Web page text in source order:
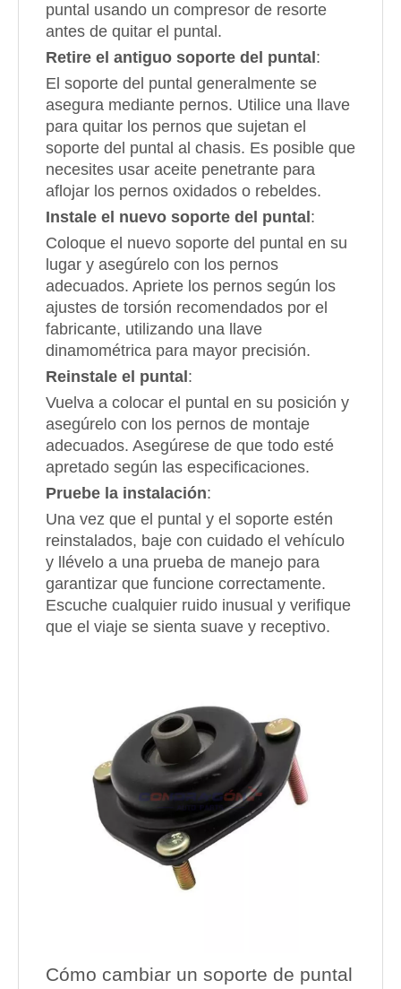
puntal usando un compresor de resorte
antes de quitar el puntal.
Retire el antiguo soporte del puntal :
El soporte del puntal generalmente se
asegura mediante pernos. Utilice una llave
para quitar los pernos que sujetan el
soporte del puntal al chasis. Es posible que
necesites usar aceite penetrante para
aflojar los pernos oxidados o rebeldes.
Instale el nuevo soporte del puntal :
Coloque el nuevo soporte del puntal en su
lugar y asegúrelo con los pernos
adecuados. Apriete los pernos según los
ajustes de torsión recomendados por el
fabricante, utilizando una llave
dinamométrica para mayor precisión.
Reinstale el puntal :
Vuelva a colocar el puntal en su posición y
asegúrelo con los pernos de montaje
adecuados. Asegúrese de que todo esté
apretado según las especificaciones.
Pruebe la instalación:
Una vez que el puntal y el soporte estén
reinstalados, baje con cuidado el vehículo
y llévelo a una prueba de manejo para
garantizar que funcione correctamente.
Escuche cualquier ruido inusual y verifique
que el viaje se sienta suave y receptivo.
Cómo cambiar un soporte de puntal